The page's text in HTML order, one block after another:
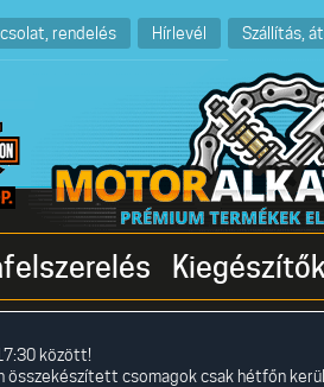
rendelés Hírlevél Szállítás,
között!
összekészített csomagok csak hétfőn